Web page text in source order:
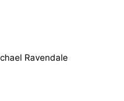
Ravendale